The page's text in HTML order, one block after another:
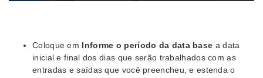
Coloque em Informe o período da data base a data
inicial e final dos dias que serão trabalhados com as
entradas e saídas que você preencheu, e estenda o